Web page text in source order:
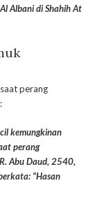
Albani di Shahih At
perang
kemungkinan
perang
Abu Daud, 2540,
“Hasan